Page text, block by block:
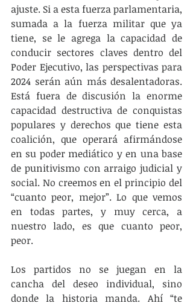
ajuste. Si a esta fuerza parlamentaria,
sumada a la fuerza militar que ya
tiene, se le agrega la capacidad de
conducir sectores claves dentro del
Poder Ejecutivo, las perspectivas para
2024 serán aún más desalentadoras.
Está fuera de discusión la enorme
capacidad destructiva de conquistas
populares y derechos que tiene esta
coalición, que operará afirmándose
en su poder mediático y en una base
de punitivismo con arraigo judicial y
social. No creemos en el principio del
“cuanto peor, mejor”. Lo que vemos
en todas partes, y muy cerca, a
nuestro lado, es que cuanto peor,
peor.
Los partidos no se juegan en la
cancha del deseo individual, sino
donde la historia manda. Ahí “te